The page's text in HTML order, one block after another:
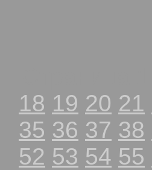
18 19 20 21
35 36 37 38
52 53 54 55